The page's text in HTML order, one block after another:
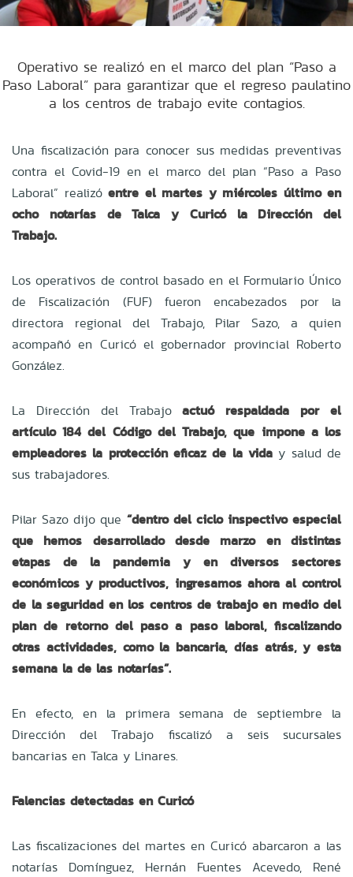
Operativo se realizó en el marco del plan “Paso a
Paso Laboral” para garantizar que el regreso paulatino
a los centros de trabajo evite contagios.
Una fiscalización para conocer sus medidas preventivas
contra el Covid-19 en el marco del plan “Paso a Paso
Laboral” realizó entre el martes y miércoles último en
ocho notarías de Talca y Curicó la Dirección del
Trabajo.
Los operativos de control basado en el Formulario Único
de Fiscalización (FUF) fueron encabezados por la
directora regional del Trabajo, Pilar Sazo, a quien
acompañó en Curicó el gobernador provincial Roberto
González.
La Dirección del Trabajoactuó respaldada por el
artículo 184 del Código del Trabajo, que impone a los
empleadores la protección eficaz de la vida y salud de
sus trabajadores.
Pilar Sazo dijo que “dentro del ciclo inspectivo especial
que hemos desarrollado desde marzo en distintas
etapas de la pandemia y en diversos sectores
económicos y productivos, ingresamos ahora al control
de la seguridad en los centros de trabajo en medio del
plan de retorno del paso a paso laboral, fiscalizando
otras actividades, como la bancaria, días atrás, y esta
semana la de las notarías”.
En efecto, en la primera semana de septiembre la
Dirección del Trabajo fiscalizó a seis sucursales
bancarias en Talca y Linares.
Falencias detectadas en Curicó
Las fiscalizaciones del martes en Curicó abarcaron a las
notarías Domínguez, Hernán Fuentes Acevedo, René